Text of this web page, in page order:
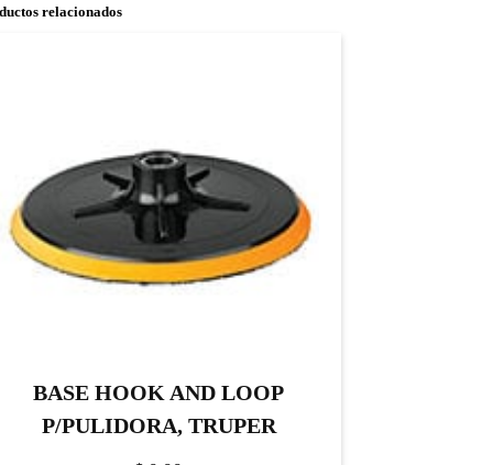
relacionados
BASE HOOK AND LOOP
P/PULIDORA, TRUPER